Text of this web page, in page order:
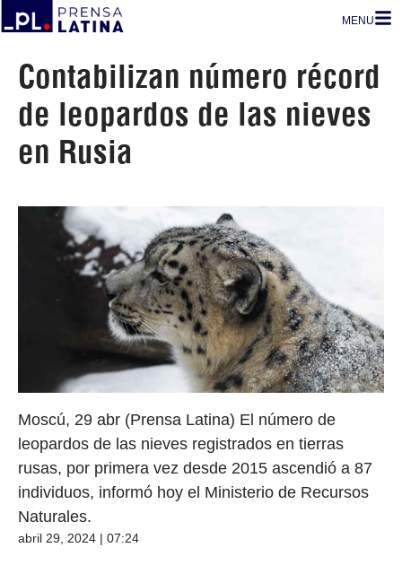
MENU
Contabilizan número récord
de leopardos de las nieves
en Rusia
Moscú, 29 abr (Prensa Latina) El número de
leopardos de las nieves registrados en tierras
rusas, por primera vez desde 2015 ascendió a 87
individuos, informó hoy el Ministerio de Recursos
Naturales.
abril 29, 2024 | 07:24